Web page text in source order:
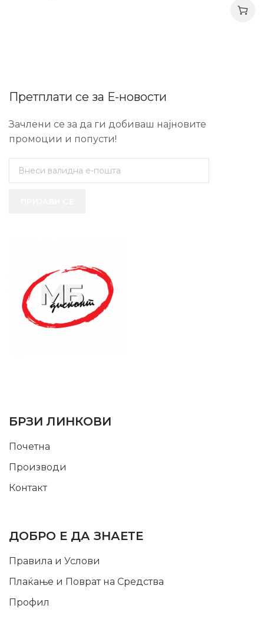
Претплати се за Е-новости
Зачлени се за да ги добиваш најновите
промоции и попусти!
БРЗИ ЛИНКОВИ
Почетна
Производи
Контакт
ДОБРО Е ДА ЗНАЕТЕ
Правила и Услови
Плаќање и Поврат на Средства
Профил